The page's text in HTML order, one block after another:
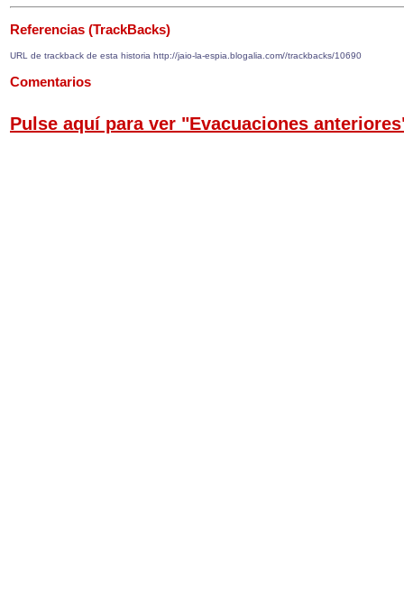
Referencias (TrackBacks)
URL de trackback de esta historia http://jaio-la-espia.blogalia.com//trackbacks/10690
Comentarios
Pulse aquí para ver "Evacuaciones